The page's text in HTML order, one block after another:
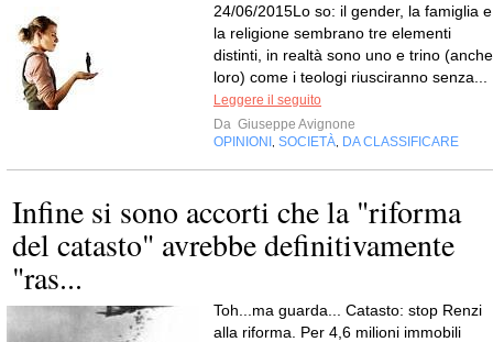
24/06/2015Lo so: il gender, la famiglia e
la religione sembrano tre elementi
distinti, in realtà sono uno e trino (anche
loro) come i teologi riusciranno senza...
Leggere il seguito
Da Giuseppe Avignone
OPINIONI
SOCIETÀ DA CLASSIFICARE
Infine si sono accorti che la "riforma
del catasto" avrebbe definitivamente
"ras...
Toh...ma guarda... Catasto: stop Renzi
alla riforma. Per 4,6 milioni immobili